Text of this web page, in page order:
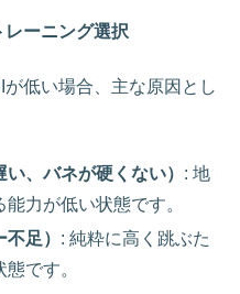
レーニング選択
低い場合、主な原因とし
、バネが硬くない） : 地
力が低い状態です。
足） : 純粋に高く跳ぶた
です。